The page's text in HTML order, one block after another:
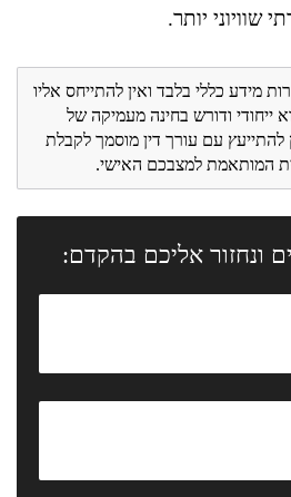
שוויוני יותר.
מידע כללי בלבד ואין להתייחס אליו
ייחודי ודורש בחינה מעמיקה של
להתייעץ עם עורך דין מוסמך לקבלת
המותאמת למצבכם האישי.
ונחזור אליכם בהקדם: